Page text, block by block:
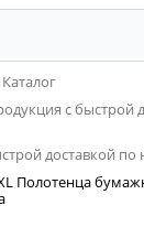
Каталог
с быстрой
доставкой по
Полотенца